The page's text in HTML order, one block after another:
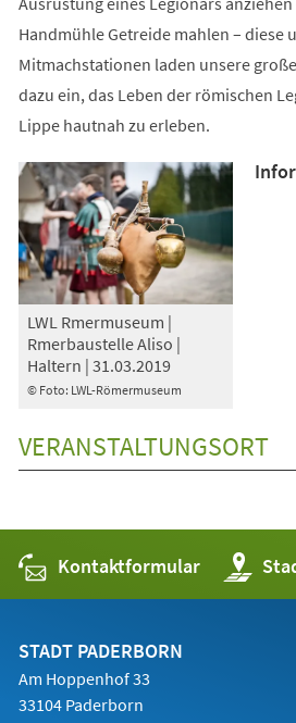
Handmühle Getreide mahlen – diese
Mitmachstationen laden unsere
dazu ein, das Leben der römischen
Lippe hautnah zu erleben.
© Foto: LWL-Römermuseum
LWL Rmermuseum |
Rmerbaustelle Aliso |
Haltern | 31.03.2019
VERANSTALTUNGSORT
Kontaktformular (Öffnet
in
einem
STADT PADERBORN
Am Hoppenhof 33
33104 Paderborn